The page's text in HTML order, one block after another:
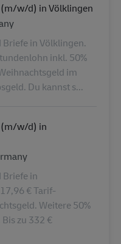
(m/w/d) in Völklingen
Briefe in Völklingen.
inkl. 50%
im
Du kannst s...
(m/w/d) in
Briefe in
€ Tarif-
Weitere 50%
zu 332 €